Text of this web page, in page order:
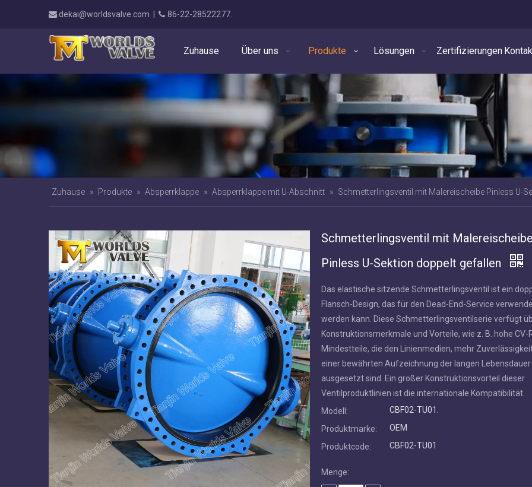
 dekai@worldsvalve.com  86-22-28522277.
Zuhause Über uns Produkte Lösungen Zertifizierungen
Zuhause » Produkte » Absperrklappe » Absperrklappe mit U-Abschnitt » Schmetterlingsventil mit Malereischeibe Pinless U-
Schmetterlingsventil mit Malereischeibe
Pinless U-Sektion doppelt gefallen
Das elastische sitzende Schmetterlingsventil ist ein
Flansch-Design, das für den Dead-End-Service
werden kann. Diese Schmetterlingsventilserie verfügt
Konstruktionsmerkmale und Vorteile, wie z. B. hohe CV-
Mindestteile, die den Linienmedien, mehr
einer bewährten Aufzeichnung der langen Lebensdauer
ausgesetzt sind. Ein großer Konstruktionsvorteil dieser
Ventilproduktlinien ist die internationale Kompatibilität.
Modell:
CBF02-TU01.
Produktmarke:
OEM
Produktcode:
CBF02-TU01
Menge: